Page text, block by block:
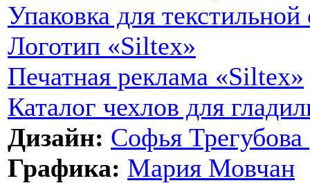
Упаковка для
Логотип «Siltex»
Печатная реклама «Siltex»
Каталог чехлов для
Дизайн: Софья
Графика: Мария Мовчан